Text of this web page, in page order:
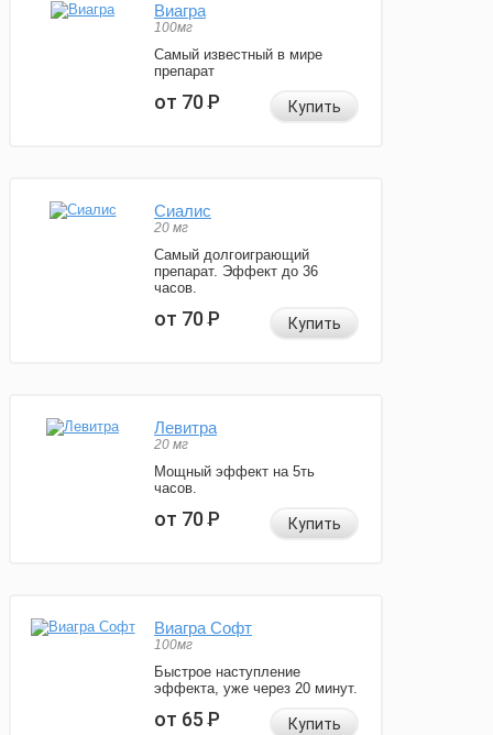
Виагра
100мг
Самый известный в мире
препарат
от 70Р Купить
Сиалис
20 мг
Самый долгоиграющий
препарат. Эффект до 36
часов.
от 70Р Купить
Левитра
20 мг
Мощный эффект на 5ть
часов.
от 70Р Купить
Виагра Софт
100мг
Быстрое наступление
эффекта, уже через 20 минут.
от 65Р Купить